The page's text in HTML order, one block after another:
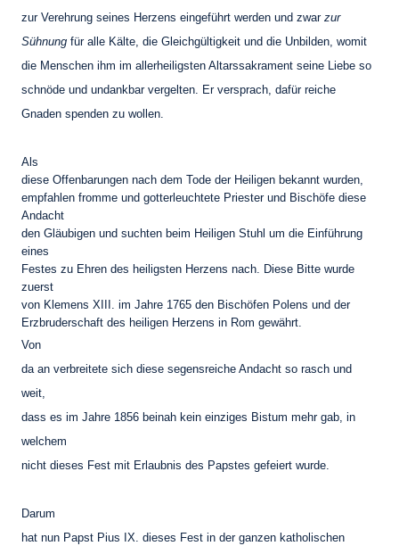
zur Verehrung seines Herzens eingeführt werden und zwar zur
Sühnung für alle Kälte, die Gleichgültigkeit und die Unbilden, womit
die Menschen ihm im allerheiligsten Altarssakrament seine Liebe so
schnöde und undankbar vergelten. Er versprach, dafür reiche
Gnaden spenden zu wollen.
Als
diese Offenbarungen nach dem Tode der Heiligen bekannt wurden,
empfahlen fromme und gotterleuchtete Priester und Bischöfe diese
Andacht
den Gläubigen und suchten beim Heiligen Stuhl um die Einführung
eines
Festes zu Ehren des heiligsten Herzens nach. Diese Bitte wurde
zuerst
von Klemens XIII. im Jahre 1765 den Bischöfen Polens und der
Erzbruderschaft des heiligen Herzens in Rom gewährt.
Von
da an verbreitete sich diese segensreiche Andacht so rasch und
weit,
dass es im Jahre 1856 beinah kein einziges Bistum mehr gab, in
welchem
nicht dieses Fest mit Erlaubnis des Papstes gefeiert wurde.
Darum
hat nun Papst Pius IX. dieses Fest in der ganzen katholischen